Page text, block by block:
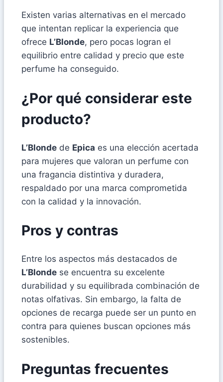
Existen varias alternativas en el mercado
que intentan replicar la experiencia que
ofrece L’Blonde, pero pocas logran el
equilibrio entre calidad y precio que este
perfume ha conseguido.
¿Por qué considerar este
producto?
L’Blonde de Epica es una elección acertada
para mujeres que valoran un perfume con
una fragancia distintiva y duradera,
respaldado por una marca comprometida
con la calidad y la innovación.
Pros y contras
Entre los aspectos más destacados de
L’Blonde se encuentra su excelente
durabilidad y su equilibrada combinación de
notas olfativas. Sin embargo, la falta de
opciones de recarga puede ser un punto en
contra para quienes buscan opciones más
sostenibles.
Preguntas frecuentes